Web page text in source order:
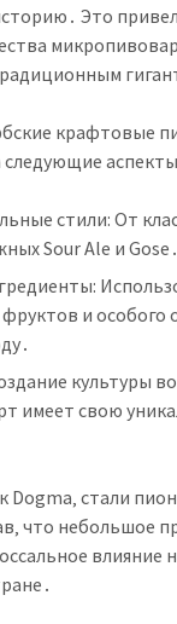
Это
крафтовые
следующие
стили: От
Sour Ale и Gose․
фруктов и особого
культуры
имеет свою
Dogma‚ стали
что небольшое
влияние